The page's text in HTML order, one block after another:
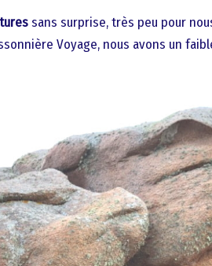
sans surprise, très peu pour
Voyage, nous avons un